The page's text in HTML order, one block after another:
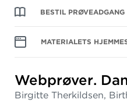
BESTIL PRØVEADGANG
MATERIALETS
Webprøver.
Birgitte Therkildsen,